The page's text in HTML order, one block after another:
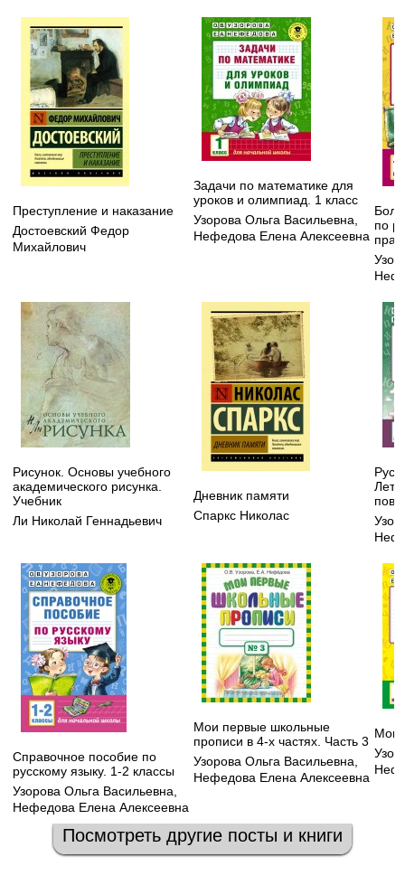
Преступление и наказание
Достоевский Федор
Михайлович
Задачи по математике для
уроков и олимпиад. 1 класс
Узорова Ольга Васильевна,
Нефедова Елена Алексеевна
по
Рисунок. Основы учебного
академического рисунка.
Учебник
Ли Николай Геннадьевич
Дневник памяти
Спаркс Николас
Справочное пособие по
русскому языку. 1-2 классы
Узорова Ольга Васильевна,
Нефедова Елена Алексеевна
Мои первые школьные
прописи в 4-х частях. Часть 3
Узорова Ольга Васильевна,
Нефедова Елена Алексеевна
Мои
Посмотреть другие посты и книги